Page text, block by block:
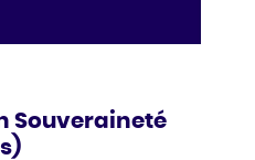
Souveraineté